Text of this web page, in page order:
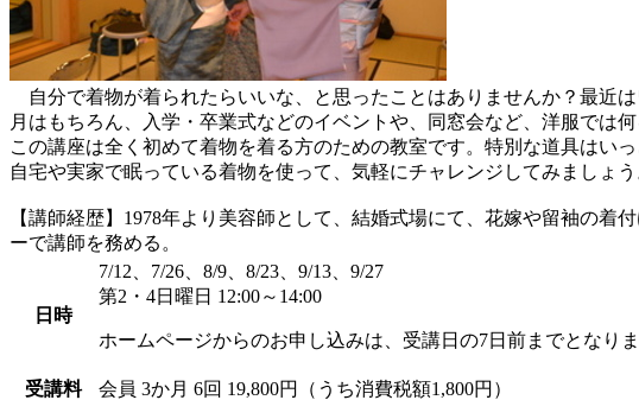
自分で着物が着られたらいいな、と思ったことはありませんか？最近
月はもちろん、入学・卒業式などのイベントや、同窓会など、洋服では
この講座は全く初めて着物を着る方のための教室です。特別な道具はい
自宅や実家で眠っている着物を使って、気軽にチャレンジしてみましょう
【講師経歴】1978年より美容師として、結婚式場にて、花嫁や留袖の
ーで講師を務める。
日時
7/12、7/26、8/9、8/23、9/13、9/27
第2・4日曜日 12:00～14:00
ホームページからのお申し込みは、受講日の7日前までとなりま
受講料 会員 3か月 6回 19,800円（うち消費税額1,800円）